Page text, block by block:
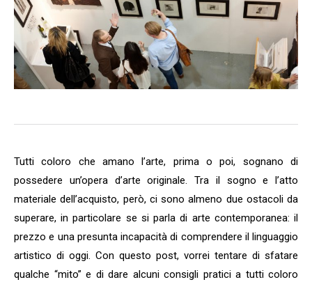
Tutti coloro che amano l’arte, prima o poi, sognano di
possedere un’opera d’arte originale. Tra il sogno e l’atto
materiale dell’acquisto, però, ci sono almeno due ostacoli da
superare, in particolare se si parla di arte contemporanea: il
prezzo e una presunta incapacità di comprendere il linguaggio
artistico di oggi. Con questo post, vorrei tentare di sfatare
qualche “mito” e di dare alcuni consigli pratici a tutti coloro